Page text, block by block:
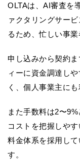
OLTAは、AI審査を
ァクタリングサー
るため、忙しい事
申し込みから契約
ィーに資金調達し
く、個人事業主に
また手数料は2〜
コストを把握しや
料金体系を採用し
す。